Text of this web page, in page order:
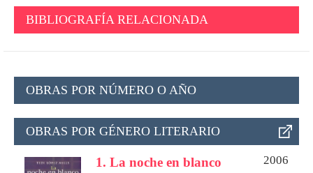
BIBLIOGRAFÍA RELACIONADA
OBRAS POR NÚMERO O AÑO
OBRAS POR GÉNERO LITERARIO
1. La noche en blanco
2006